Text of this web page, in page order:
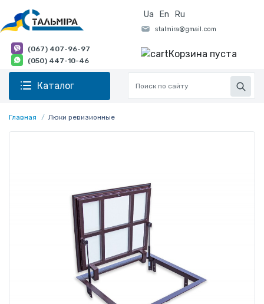
Ua En Ru
(067) 407-96-97
(050) 447-10-46
Корзина пуста
Каталог
Главная Люки ревизионные